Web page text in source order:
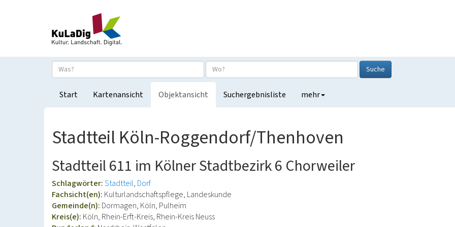
Suche
Start Kartenansicht Objektansicht Suchergebnisliste mehr
Stadtteil Köln-Roggendorf/Thenhoven
Stadtteil 611 im Kölner Stadtbezirk 6 Chorweiler
Schlagwörter:Stadtteil Dorf
Fachsicht(en): Kulturlandschaftspflege, Landeskunde
Gemeinde(n): Dormagen, Köln, Pulheim
Kreis(e): Köln, Rhein-Erft-Kreis, Rhein-Kreis Neuss